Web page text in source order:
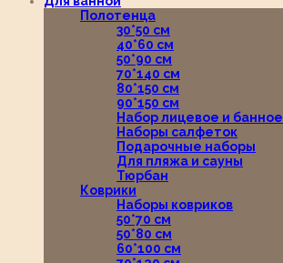
Полотенца
30*50 см
40*60 см
50*90 см
70*140 см
80*150 см
90*150 см
Набор лицевое и банное
Наборы салфеток
Подарочные наборы
Для пляжа и сауны
Тюрбан
Коврики
Наборы ковриков
50*70 см
50*80 см
60*100 см